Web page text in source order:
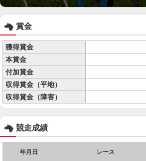
賞金
獲得賞金
本賞金
付加賞金
収得賞金（平地）
収得賞金（障害）
競走成績
年月日 レース